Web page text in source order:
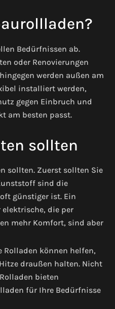
Bedürfnissen ab.
oder Renovierungen
werden außen am
installiert werden,
gegen Einbruch und
am besten passt.
sollten
sollten. Zuerst sollten Sie
sind die
günstiger ist. Ein
die per
mehr Komfort, sind aber
Rolladen können helfen,
draußen halten. Nicht
bieten
für Ihre Bedürfnisse